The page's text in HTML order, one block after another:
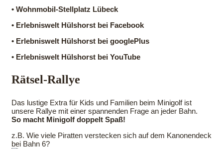
• Wohnmobil-Stellplatz Lübeck
• Erlebniswelt Hülshorst bei Facebook
• Erlebniswelt Hülshorst bei googlePlus
• Erlebniswelt Hülshorst bei YouTube
Rätsel-Rallye
Das lustige Extra für Kids und Familien beim Minigolf ist
unsere Rallye mit einer spannenden Frage an jeder Bahn.
So macht Minigolf doppelt Spaß!
z.B. Wie viele Piratten verstecken sich auf dem Kanonendeck
bei Bahn 6?